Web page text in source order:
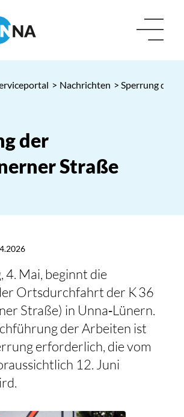
> Nachrichten > Sperrung der
der
Straße
4. Mai, beginnt die
Ortsdurchfahrt der K 36
Straße) in Unna‑Lünern.
der Arbeiten ist
erforderlich, die vom
12. Juni